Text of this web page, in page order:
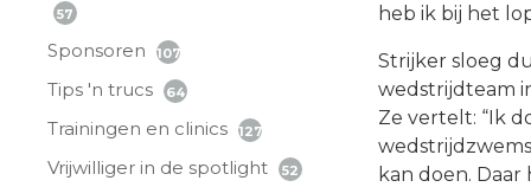
57
Sponsoren 107
Tips 'n trucs 64
Trainingen en clinics 127
Vrijwilliger in de spotlight 52
heb ik bij het
Strijker sloeg
wedstrijdteam
Ze vertelt: “Ik
kan doen. Daar